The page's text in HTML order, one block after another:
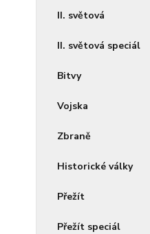
II. světová
II. světová speciál
Bitvy
Vojska
Zbraně
Historické války
Přežít
Přežít speciál